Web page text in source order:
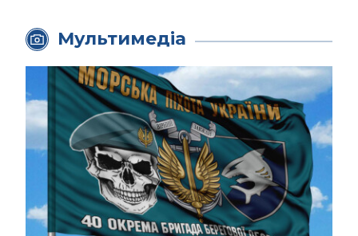
Мультимедіа